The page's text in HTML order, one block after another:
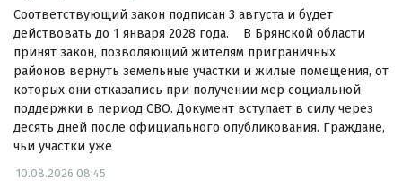
Соответствующий закон подписан 3 августа и будет
действовать до 1 января 2028 года. В Брянской области
принят закон, позволяющий жителям приграничных
районов вернуть земельные участки и жилые помещения, от
которых они отказались при получении мер социальной
поддержки в период СВО. Документ вступает в силу через
десять дней после официального опубликования. Граждане,
чьи участки уже
10.08.2026 08:45